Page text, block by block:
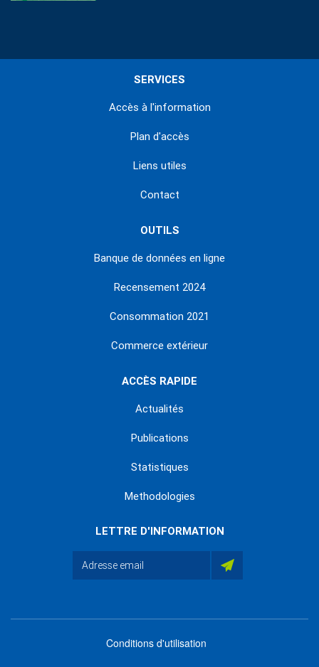
SERVICES
Accès à l'information
Plan d'accès
Liens utiles
Contact
OUTILS
Banque de données en ligne
Recensement 2024
Consommation 2021
Commerce extérieur
ACCÈS RAPIDE
Actualités
Publications
Statistiques
Methodologies
LETTRE D'INFORMATION
Conditions d'utilisation